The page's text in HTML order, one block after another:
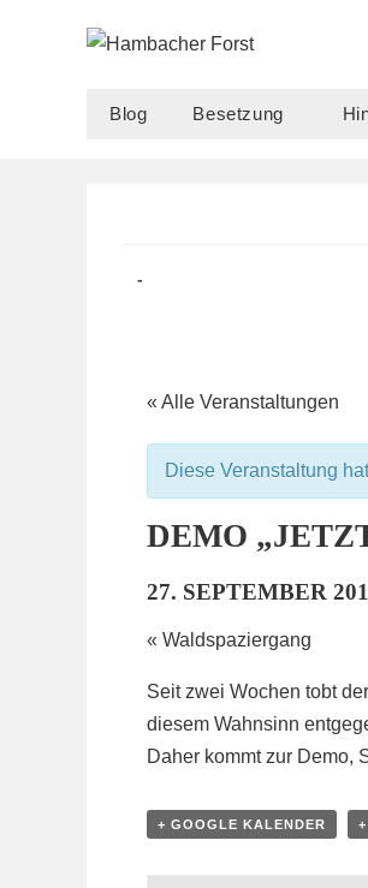
Blog Besetzung
« Alle Veranstaltungen
Diese Veranstaltung
DEMO
27. SEPTEMBER
« Waldspaziergang
Seit zwei Wochen tobt
diesem Wahnsinn
Daher kommt zur Demo,
+ GOOGLE KALENDER